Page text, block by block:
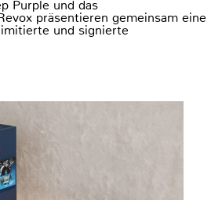
Purple und das
präsentieren gemeinsam eine
und signierte